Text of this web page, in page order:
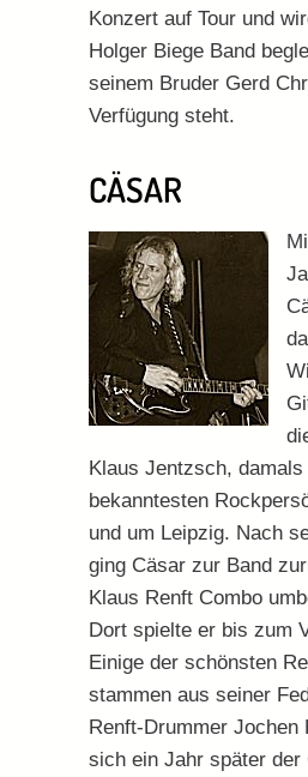
Konzert auf Tour und
Holger Biege Band
seinem Bruder Gerd
Verfügung steht.
CÄSAR
Klaus Jentzsch,
bekanntesten
und um Leipzig. Nach
ging Cäsar zur Band
Klaus Renft Combo
Dort spielte er bis zum
Einige der schönsten
stammen aus seiner
Renft-Drummer
sich ein Jahr später der